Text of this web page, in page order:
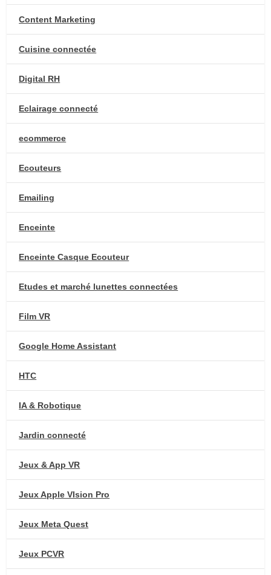
Content Marketing
Cuisine connectée
Digital RH
Eclairage connecté
ecommerce
Ecouteurs
Emailing
Enceinte
Enceinte Casque Ecouteur
Etudes et marché lunettes connectées
Film VR
Google Home Assistant
HTC
IA & Robotique
Jardin connecté
Jeux & App VR
Jeux Apple VIsion Pro
Jeux Meta Quest
Jeux PCVR